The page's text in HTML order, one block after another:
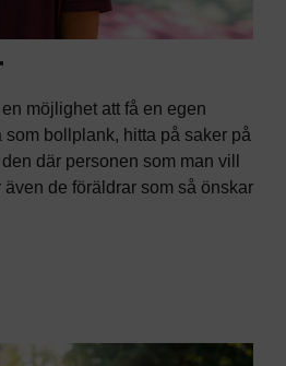
möjlighet att få en egen
som bollplank, hitta på saker på
där personen som man vill
de föräldrar som så önskar